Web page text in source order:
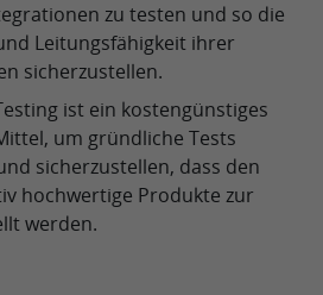
zu testen und so die
Leitungsfähigkeit ihrer
sicherzustellen.
ist ein kostengünstiges
um gründliche Tests
sicherzustellen, dass den
hochwertige Produkte zur
werden.